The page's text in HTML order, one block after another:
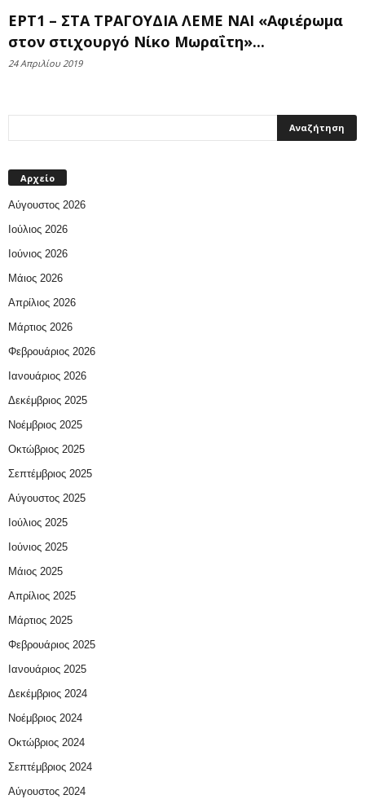
ΕΡΤ1 – ΣΤΑ ΤΡΑΓΟΥΔΙΑ ΛΕΜΕ ΝΑΙ «Αφιέρωμα
στον στιχουργό Νίκο Μωραΐτη»...
24 Απριλίου 2019
Αρχείο
Αύγουστος 2026
Ιούλιος 2026
Ιούνιος 2026
Μάιος 2026
Απρίλιος 2026
Μάρτιος 2026
Φεβρουάριος 2026
Ιανουάριος 2026
Δεκέμβριος 2025
Νοέμβριος 2025
Οκτώβριος 2025
Σεπτέμβριος 2025
Αύγουστος 2025
Ιούλιος 2025
Ιούνιος 2025
Μάιος 2025
Απρίλιος 2025
Μάρτιος 2025
Φεβρουάριος 2025
Ιανουάριος 2025
Δεκέμβριος 2024
Νοέμβριος 2024
Οκτώβριος 2024
Σεπτέμβριος 2024
Αύγουστος 2024